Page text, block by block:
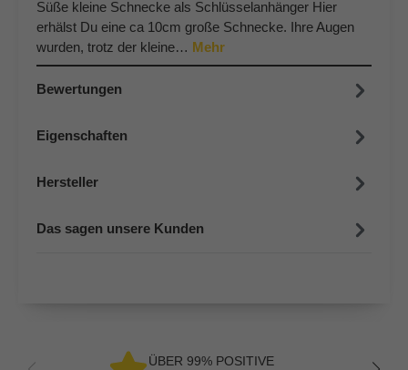
Süße kleine Schnecke als Schlüsselanhänger Hier
erhälst Du eine ca 10cm große Schnecke. Ihre Augen
wurden, trotz der kleine… Mehr
Bewertungen
Eigenschaften
Hersteller
Das sagen unsere Kunden
ÜBER 99% POSITIVE